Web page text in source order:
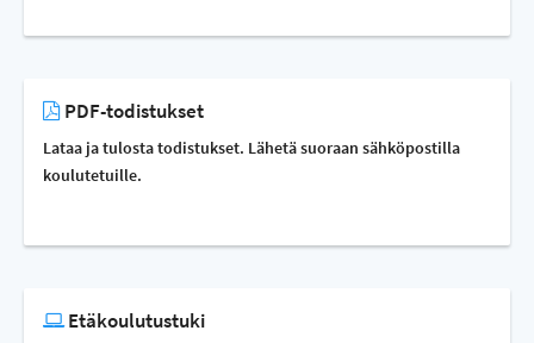
PDF-todistukset
Lataa ja tulosta todistukset. Lähetä suoraan sähköpostilla
koulutetuille.
Etäkoulutustuki